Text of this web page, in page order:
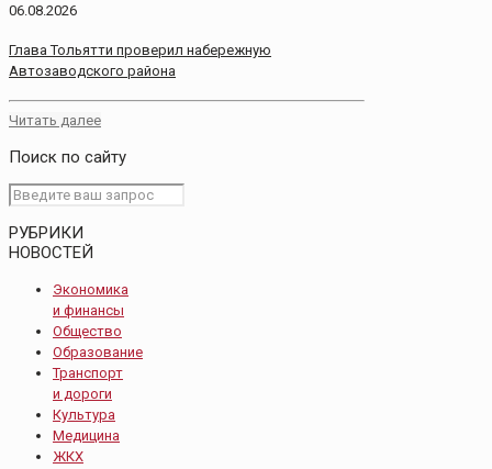
06.08.2026
Глава Тольятти проверил набережную
Автозаводского района
Читать далее
Поиск по сайту
РУБРИКИ
НОВОСТЕЙ
Экономика
и финансы
Общество
Образование
Транспорт
и дороги
Культура
Медицина
ЖКХ